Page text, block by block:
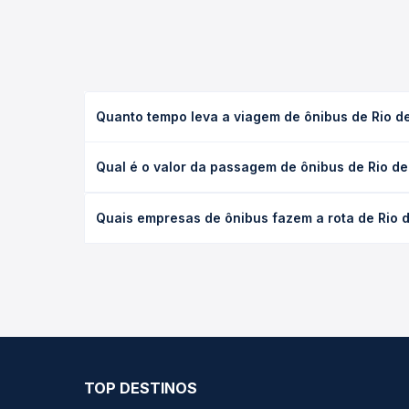
Quanto tempo leva a viagem de ônibus de Rio
(convencional, executivo ou leito) e as condições
Qual é o valor da passagem de ônibus de Rio
o tipo de poltrona e a antecedência da compra.
Quais empresas de ônibus fazem a rota de Rio
TOP DESTINOS